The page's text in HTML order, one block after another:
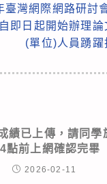
臺灣網際網路研討
即日起開始辦理
(單位)人員踴
績已上傳，請同學
點前上網確認完畢
2026-02-11